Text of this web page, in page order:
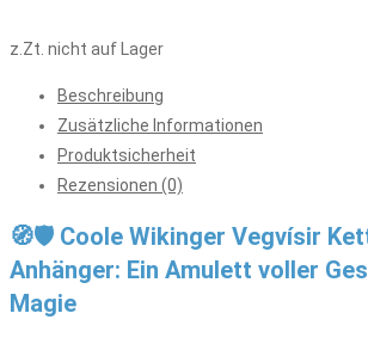
z.Zt. nicht auf Lager
Beschreibung
Zusätzliche Informationen
Produktsicherheit
Rezensionen (0)
🧭🛡️ Coole Wikinger Vegvísir
Anhänger: Ein Amulett voller
Magie